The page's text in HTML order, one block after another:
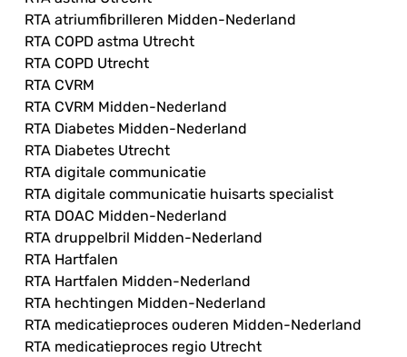
RTA atriumfibrilleren Midden-Nederland
RTA COPD astma Utrecht
RTA COPD Utrecht
RTA CVRM
RTA CVRM Midden-Nederland
RTA Diabetes Midden-Nederland
RTA Diabetes Utrecht
RTA digitale communicatie
RTA digitale communicatie huisarts specialist
RTA DOAC Midden-Nederland
RTA druppelbril Midden-Nederland
RTA Hartfalen
RTA Hartfalen Midden-Nederland
RTA hechtingen Midden-Nederland
RTA medicatieproces ouderen Midden-Nederland
RTA medicatieproces regio Utrecht